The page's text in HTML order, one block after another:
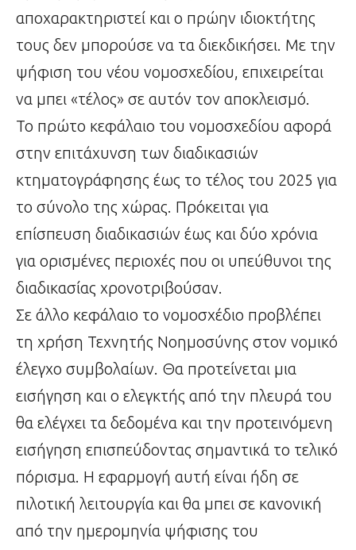
αποχαρακτηριστεί και ο πρώην ιδιοκτήτης
τους δεν μπορούσε να τα διεκδικήσει. Με την
ψήφιση του νέου νομοσχεδίου, επιχειρείται
να μπει «τέλος» σε αυτόν τον αποκλεισμό.
Το πρώτο κεφάλαιο του νομοσχεδίου αφορά
στην επιτάχυνση των διαδικασιών
κτηματογράφησης έως το τέλος του 2025 για
το σύνολο της χώρας. Πρόκειται για
επίσπευση διαδικασιών έως και δύο χρόνια
για ορισμένες περιοχές που οι υπεύθυνοι της
διαδικασίας χρονοτριβούσαν.
Σε άλλο κεφάλαιο το νομοσχέδιο προβλέπει
τη χρήση Τεχνητής Νοημοσύνης στον νομικό
έλεγχο συμβολαίων. Θα προτείνεται μια
εισήγηση και ο ελεγκτής από την πλευρά του
θα ελέγχει τα δεδομένα και την προτεινόμενη
εισήγηση επισπεύδοντας σημαντικά το τελικό
πόρισμα. Η εφαρμογή αυτή είναι ήδη σε
πιλοτική λειτουργία και θα μπει σε κανονική
από την ημερομηνία ψήφισης του